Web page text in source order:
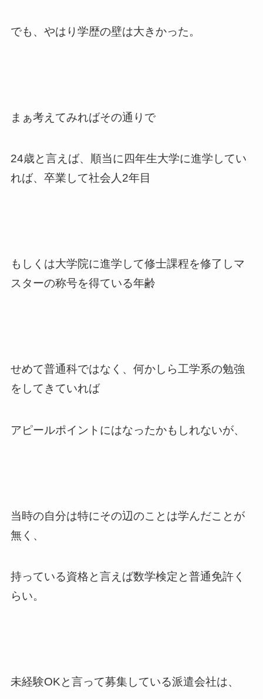
でも、やはり学歴の壁は大きかった。
まぁ考えてみればその通りで
24歳と言えば、順当に四年生大学に進学してい
れば、卒業して社会人2年目
もしくは大学院に進学して修士課程を修了しマ
スターの称号を得ている年齢
せめて普通科ではなく、何かしら工学系の勉強
をしてきていれば
アピールポイントにはなったかもしれないが、
当時の自分は特にその辺のことは学んだことが
無く、
持っている資格と言えば数学検定と普通免許く
らい。
未経験OKと言って募集している派遣会社は、